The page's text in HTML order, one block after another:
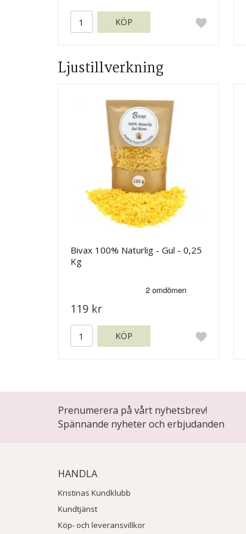
KÖP
Ljustillverkning
Bivax 100% Naturlig - Gul - 0,25
Kg
119 kr
KÖP
Prenumerera på vårt nyhetsbrev!
Spännande nyheter och erbjudanden
HANDLA
Kristinas Kundklubb
Kundtjänst
Köp- och leveransvillkor